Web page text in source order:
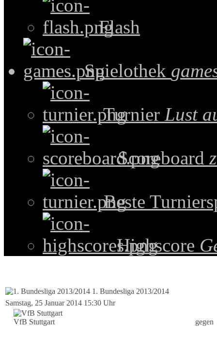
Flash
Spielothek
Turnier Lust
Scoreboard
Beste
Highscore
1. Bundesliga 2013/2014
Samstag, 25 Januar 2014 15:30 Uhr
VfB Stuttgart gegen